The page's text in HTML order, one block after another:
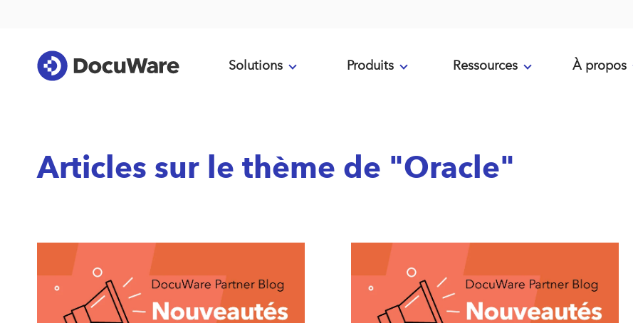
Solutions Produits Ressources À propos
Articles sur le thème de "Oracle"